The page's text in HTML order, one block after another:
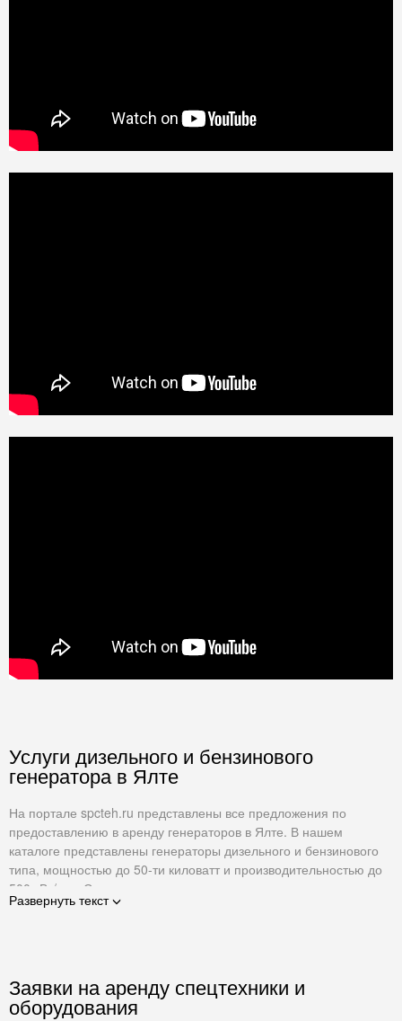
Услуги дизельного и бензинового
генератора в Ялте
На портале spcteh.ru представлены все предложения по
предоставлению в аренду генераторов в Ялте. В нашем
каталоге представлены генераторы дизельного и бензинового
типа, мощностью до 50-ти киловатт и производительностью до
500 кВт/час. Стоимость аренды зависит от типа техники, места
проведения работ, срока аренды и рассчитывается
Развернуть текст
Заявки на аренду спецтехники и
оборудования